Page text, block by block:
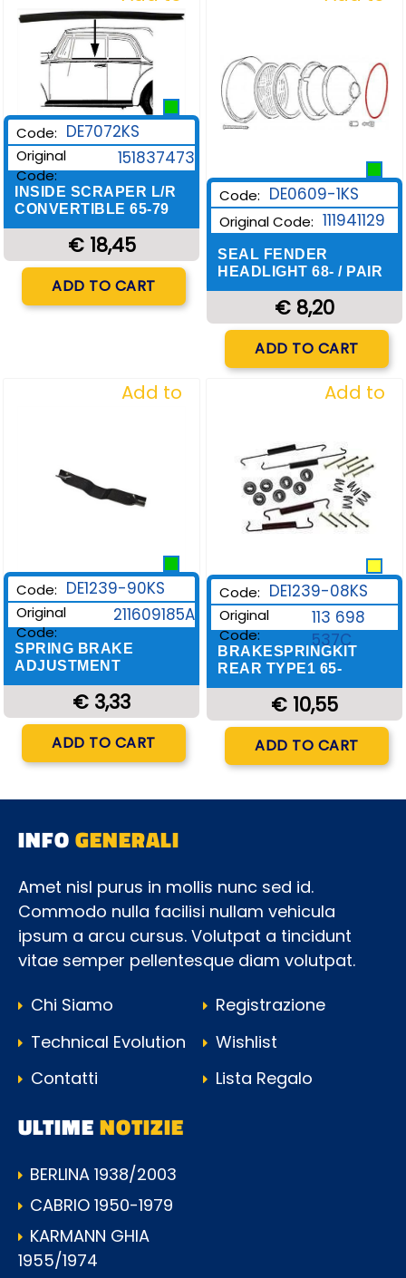
Wishlist
Code: DE7072KS
Original
Code:
151837473
INSIDE SCRAPER L/R
CONVERTIBLE 65-79
€ 18,45
ADD TO CART
Code: DE0609-1KS
Original Code: 111941129
SEAL FENDER
HEADLIGHT 68- / PAIR
€ 8,20
ADD TO CART
Add to
Code: DE1239-90KS
Original
Code:
211609185A
SPRING BRAKE
ADJUSTMENT
€ 3,33
Quantity
ADD TO CART
Add to
Code: DE1239-08KS
Original
Code:
113 698
537C
BRAKESPRINGKIT
REAR TYPE1 65-
€ 10,55
ADD TO CART
INFOGENERALI
Amet nisl purus in mollis nunc sed id.
Commodo nulla facilisi nullam vehicula
ipsum a arcu cursus. Volutpat a tincidunt
vitae semper pellentesque diam volutpat.
Chi Siamo
Technical Evolution
Contatti
Registrazione
Wishlist
Lista Regalo
ULTIMENOTIZIE
BERLINA 1938/2003
CABRIO 1950-1979
KARMANN GHIA
1955/1974